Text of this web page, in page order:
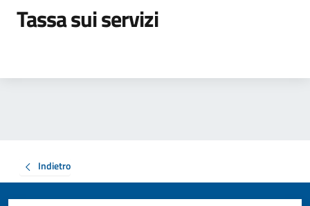
Tassa sui servizi
Indietro